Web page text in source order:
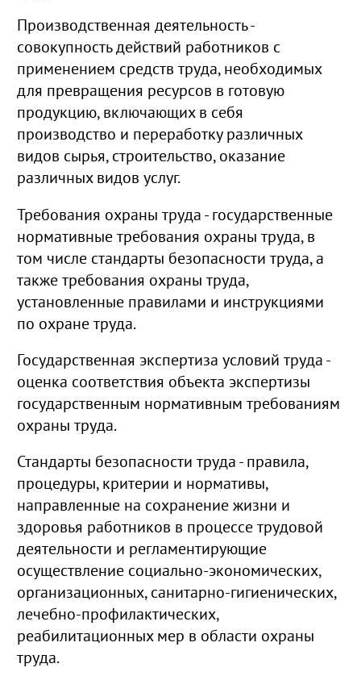
Производственная деятельность -
совокупность действий работников с
применением средств труда, необходимых
для превращения ресурсов в готовую
продукцию, включающих в себя
производство и переработку различных
видов сырья, строительство, оказание
различных видов услуг.
Требования охраны труда - государственные
нормативные требования охраны труда, в
том числе стандарты безопасности труда, а
также требования охраны труда,
установленные правилами и инструкциями
по охране труда.
Государственная экспертиза условий труда -
оценка соответствия объекта экспертизы
государственным нормативным требованиям
охраны труда.
Стандарты безопасности труда - правила,
процедуры, критерии и нормативы,
направленные на сохранение жизни и
здоровья работников в процессе трудовой
деятельности и регламентирующие
осуществление социально-экономических,
организационных, санитарно-гигиенических,
лечебно-профилактических,
реабилитационных мер в области охраны
труда.